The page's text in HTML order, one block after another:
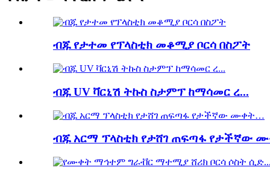
ብጁ የታተመ የፕላስቲክ መቆሚያ ቦርሳ በስፖት
ብጁ UV ቫርኒሽ ትኩስ ስታምፕ ከማሳመር ረ...
ብጁ አርማ ፕላስቲክ የታሸገ ጠፍጣፋ የታችኛው